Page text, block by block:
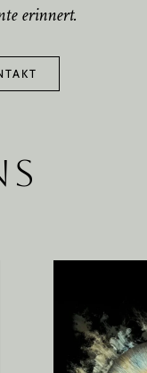
erinnert.